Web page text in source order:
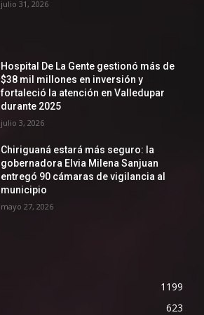
julio 31, 2026
Hospital De La Gente gestionó más de
$38 mil millones en inversión y
fortaleció la atención en Valledupar
durante 2025
julio 3, 2026
Chiriguaná estará más seguro: la
gobernadora Elvia Milena Sanjuan
entregó 90 cámaras de vigilancia al
municipio
mayo 27, 2026
1199
623